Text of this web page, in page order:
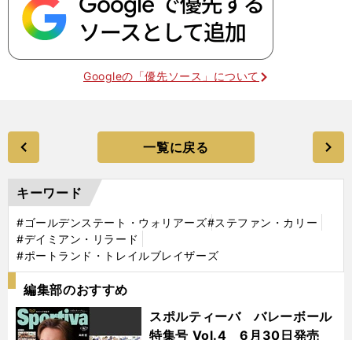
Googleの「優先ソース」について
一覧に戻る
キーワード
#ゴールデンステート・ウォリアーズ#ステファン・カリー
#デイミアン・リラード
#ポートランド・トレイルブレイザーズ
編集部のおすすめ
スポルティーバ バレーボール
特集号 Vol.4 6月30日発売